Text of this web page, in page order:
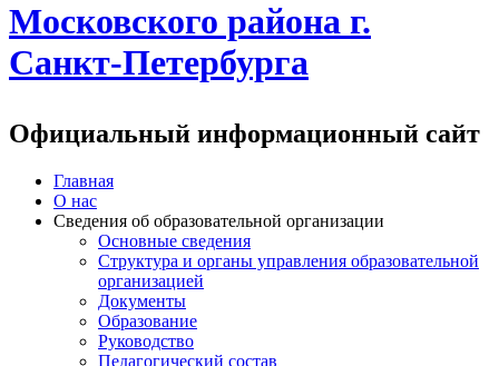
Московского района г.
Санкт-Петербурга
Официальный информационный сайт
Главная
О нас
Сведения об образовательной организации
Основные сведения
Структура и органы управления образовательной
организацией
Документы
Образование
Руководство
Педагогический состав